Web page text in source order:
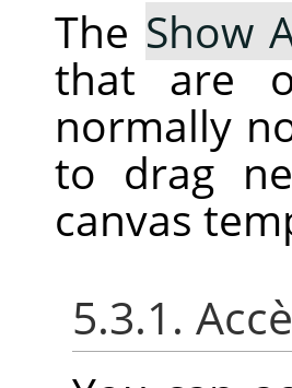
The Show
that are
normally
to drag
canvas
5.3.1.